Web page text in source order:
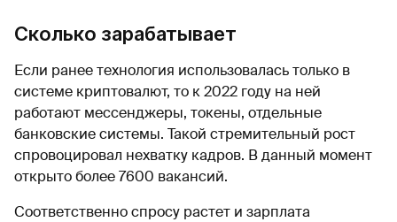
Сколько зарабатывает
Если ранее технология использовалась только в
системе криптовалют, то к 2022 году на ней
работают мессенджеры, токены, отдельные
банковские системы. Такой стремительный рост
спровоцировал нехватку кадров. В данный момент
открыто более 7600 вакансий.
Соответственно спросу растет и зарплата